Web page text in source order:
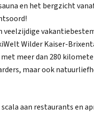
en het bergzicht
Wilder Kaiser-
meer dan 280
maar ook
aan restaurants en